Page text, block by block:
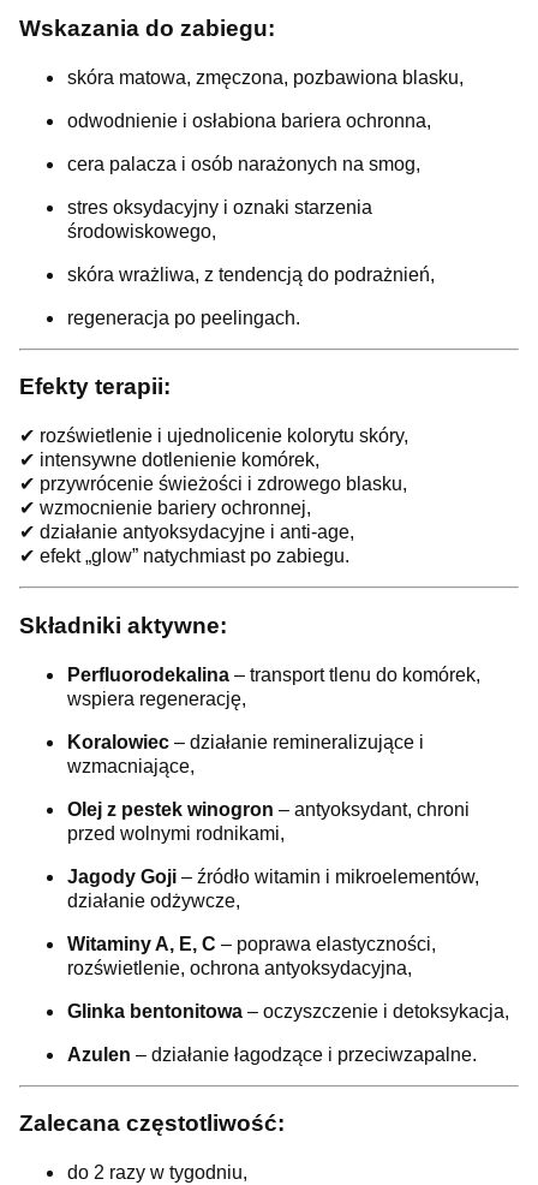
Wskazania do zabiegu:
skóra matowa, zmęczona, pozbawiona blasku,
odwodnienie i osłabiona bariera ochronna,
cera palacza i osób narażonych na smog,
stres oksydacyjny i oznaki starzenia
środowiskowego,
skóra wrażliwa, z tendencją do podrażnień,
regeneracja po peelingach.
Efekty terapii:
✔ rozświetlenie i ujednolicenie kolorytu skóry,
✔ intensywne dotlenienie komórek,
✔ przywrócenie świeżości i zdrowego blasku,
✔ wzmocnienie bariery ochronnej,
✔ działanie antyoksydacyjne i anti-age,
✔ efekt „glow” natychmiast po zabiegu.
Składniki aktywne:
Perfluorodekalina – transport tlenu do komórek,
wspiera regenerację,
Koralowiec – działanie remineralizujące i
wzmacniające,
Olej z pestek winogron – antyoksydant, chroni
przed wolnymi rodnikami,
Jagody Goji – źródło witamin i mikroelementów,
działanie odżywcze,
Witaminy A, E, C – poprawa elastyczności,
rozświetlenie, ochrona antyoksydacyjna,
Glinka bentonitowa – oczyszczenie i detoksykacja,
Azulen – działanie łagodzące i przeciwzapalne.
Zalecana częstotliwość:
do 2 razy w tygodniu,